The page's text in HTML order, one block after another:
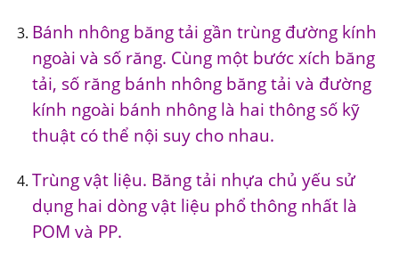
Bánh nhông băng tải gần trùng đường kính
ngoài và số răng. Cùng một bước xích băng
tải, số răng bánh nhông băng tải và đường
kính ngoài bánh nhông là hai thông số kỹ
thuật có thể nội suy cho nhau.
Trùng vật liệu. Băng tải nhựa chủ yếu sử
dụng hai dòng vật liệu phổ thông nhất là
POM và PP.